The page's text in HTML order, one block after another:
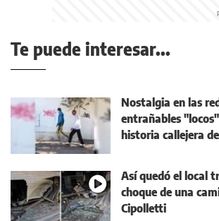
Te puede interesar...
Nostalgia en las
entrañables
historia callejera
Así quedó el local
choque de una
Cipolletti